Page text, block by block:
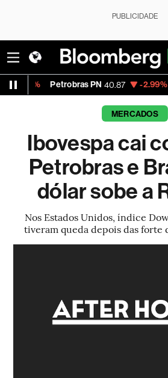
PUBLICIDADE
Petrobras PN 40.87 -2.99% Vale ON
MERCADOS
Ibovespa cai
Petrobras e
dólar sobe a
Nos Estados Unidos, índice
tiveram queda depois das forte